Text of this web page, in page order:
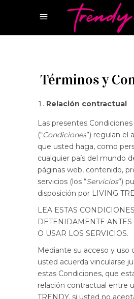
Términos y
Relación contractual
Las presentes
(“Condiciones”) regulan el
que usted haga, como
cualquier país del mundo
páginas web, contenido,
servicios (los “Servicios”)
disposición por LIVING
LEA ESTAS CONDICIONES
DETENIDAMENTE
O USAR LOS SERVICIOS.
Mediante su acceso y uso
usted acuerda vincularse
estas Condiciones, que
relación contractual entre
TRENDY, si usted no